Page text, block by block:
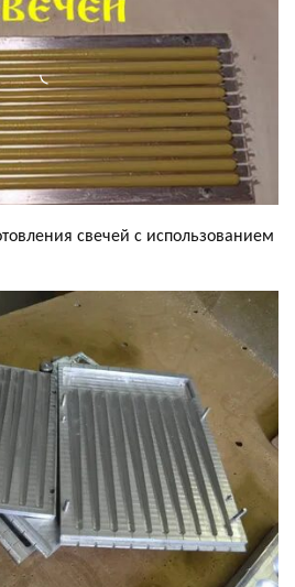
свечей с использованием